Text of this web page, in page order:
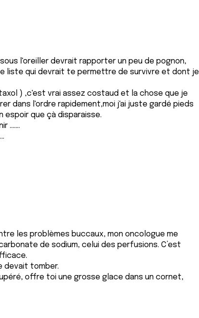
l'oreiller devrait rapporter un peu de pognon,
liste qui devrait te permettre de survivre et dont je
) ,c'est vrai assez costaud et la chose que je
dans l'ordre rapidement,moi j'ai juste gardé pieds
espoir que çà disparaisse.
.......
les problèmes buccaux, mon oncologue me
de sodium, celui des perfusions. C’est
devait tomber.
offre toi une grosse glace dans un cornet,